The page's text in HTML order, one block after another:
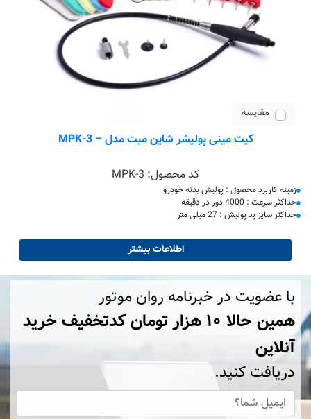
مقایسه
کیت مینی پولیشر شاین میت مدل – MPK-3
کد محصول: MPK-3
زمینه کاربرد محصول : پولیش بدنه خودرو
حداکثر سرعت : 4000 دور در دقیقه
حداکثر سایز پد پولیش : 27 میلی متر
اطلاعات بیشتر
با عضویت در خبرنامه روان موتور
همین حالا ۱۰ هزار تومان کد‌تخفیف خرید
آنلاین
دریافت کنید.